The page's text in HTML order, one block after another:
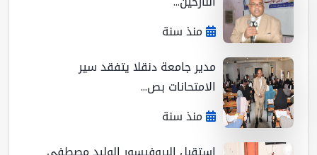
منذ سنة
مدير جامعة دنقلا يتفقد سير
الامتحانات بص...
منذ سنة